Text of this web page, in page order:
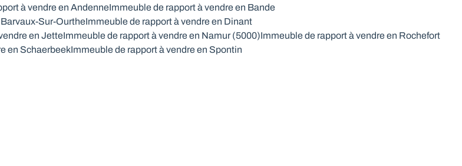
à vendre en AndenneImmeuble de rapport à vendre en Bande
Sur-OurtheImmeuble de rapport à vendre en Dinant
en JetteImmeuble de rapport à vendre en Namur (5000)Immeuble de rapport à vendre en Rochefort
en SchaerbeekImmeuble de rapport à vendre en Spontin